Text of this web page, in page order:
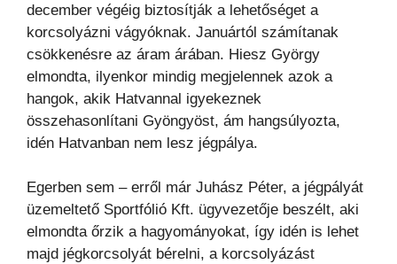
december végéig biztosítják a lehetőséget a
korcsolyázni vágyóknak. Januártól számítanak
csökkenésre az áram árában. Hiesz György
elmondta, ilyenkor mindig megjelennek azok a
hangok, akik Hatvannal igyekeznek
összehasonlítani Gyöngyöst, ám hangsúlyozta,
idén Hatvanban nem lesz jégpálya.
Egerben sem – erről már Juhász Péter, a jégpályát
üzemeltető Sportfólió Kft. ügyvezetője beszélt, aki
elmondta őrzik a hagyományokat, így idén is lehet
majd jégkorcsolyát bérelni, a korcsolyázást